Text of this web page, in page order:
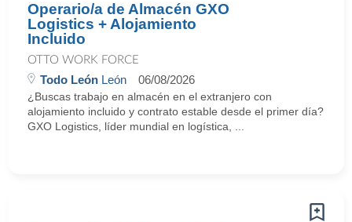
Operario/a de Almacén GXO
Logistics + Alojamiento
Incluido
OTTO WORK FORCE
Todo León León 06/08/2026
¿Buscas trabajo en almacén en el extranjero con
alojamiento incluido y contrato estable desde el primer día?
GXO Logistics, líder mundial en logística, ...